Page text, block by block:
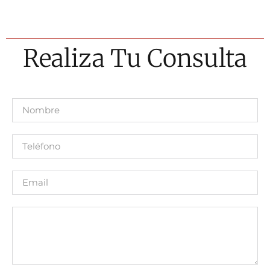
Realiza Tu Consulta